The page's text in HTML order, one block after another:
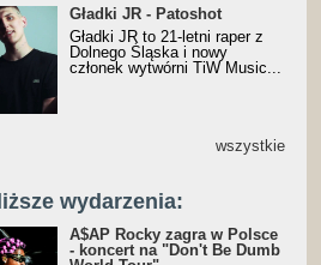
JR - Patoshot
Gładki JR - Patoshot
Gładki JR to 21-letni raper z
Dolnego Śląska i nowy
członek wytwórni TiW Music...
wszystkie
wydarzenia:
A$AP Rocky zagra w Polsce
- koncert na "Don't Be Dumb